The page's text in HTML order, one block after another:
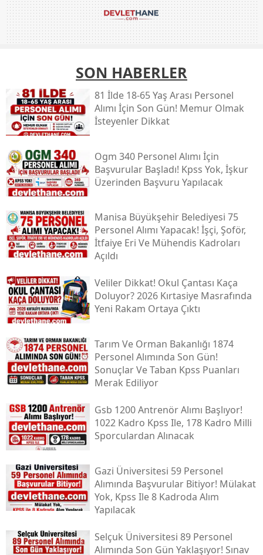
SON HABERLER
81 İlde 18-65 Yaş Arası Personel
Alımı İçin Son Gün! Memur Olmak
İsteyenler Dikkat
Ogm 340 Personel Alımı İçin
Başvurular Başladı! Kpss Yok, İşkur
Üzerinden Başvuru Yapılacak
Manisa Büyükşehir Belediyesi 75
Personel Alımı Yapacak! İşçi, Şoför,
İtfaiye Eri Ve Mühendis Kadroları
Açıldı
Veliler Dikkat! Okul Çantası Kaça
Doluyor? 2026 Kırtasiye Masrafında
Yeni Rakam Ortaya Çıktı
Tarım Ve Orman Bakanlığı 1874
Personel Alımında Son Gün!
Sonuçlar Ve Taban Kpss Puanları
Merak Ediliyor
Gsb 1200 Antrenör Alımı Başlıyor!
1022 Kadro Kpss Ile, 178 Kadro Milli
Sporculardan Alınacak
Gazi Üniversitesi 59 Personel
Alımında Başvurular Bitiyor! Mülakat
Yok, Kpss Ile 8 Kadroda Alım
Yapılacak
Selçuk Üniversitesi 89 Personel
Alımında Son Gün Yaklaşıyor! Sınav